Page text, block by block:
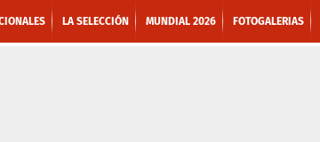
LA SELECCIÓN MUNDIAL 2026 FOTOGALERIAS